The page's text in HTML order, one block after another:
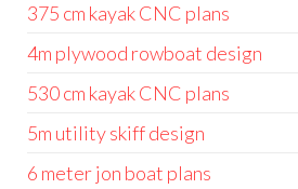
375 cm kayak CNC plans
4m plywood rowboat design
530 cm kayak CNC plans
5m utility skiff design
6 meter jon boat plans